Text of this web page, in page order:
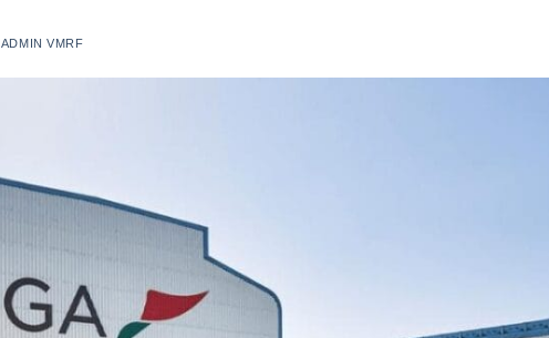
ADMIN VMRF